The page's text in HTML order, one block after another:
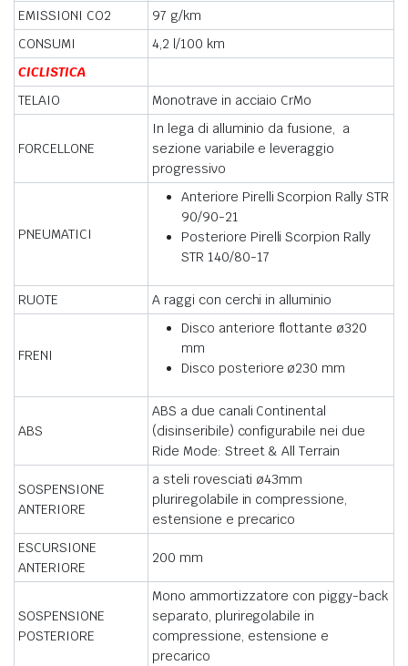
EMISSIONI CO2
97 g/km
CONSUMI
4,2 l/100 km
CICLISTICA
TELAIO
Monotrave in acciaio CrMo
FORCELLONE
In lega di alluminio da fusione, a
sezione variabile e leveraggio
progressivo
PNEUMATICI
Anteriore Pirelli Scorpion Rally STR
90/90-21
Posteriore Pirelli Scorpion Rally
STR 140/80-17
RUOTE A raggi con cerchi in alluminio
FRENI
Disco anteriore flottante ø320
mm
Disco posteriore ø230 mm
ABS
ABS a due canali Continental
(disinseribile) configurabile nei due
Ride Mode: Street & All Terrain
SOSPENSIONE
ANTERIORE
a steli rovesciati ø43mm
pluriregolabile in compressione,
estensione e precarico
ESCURSIONE
ANTERIORE
200 mm
SOSPENSIONE
POSTERIORE
Mono ammortizzatore con piggy-back
separato, pluriregolabile in
compressione, estensione e
precarico